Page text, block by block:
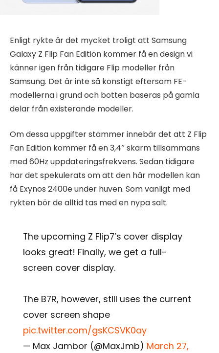
Enligt rykte är det mycket troligt att Samsung
Galaxy Z Flip Fan Edition kommer få en design vi
känner igen från tidigare Flip modeller från
Samsung. Det är inte så konstigt eftersom FE-
modellerna i grund och botten baseras på gamla
delar från existerande modeller.
Om dessa uppgifter stämmer innebär det att Z Flip
Fan Edition kommer få en 3,4″ skärm tillsammans
med 60Hz uppdateringsfrekvens. Sedan tidigare
har det spekulerats om att den här modellen kan
få Exynos 2400e under huven. Som vanligt med
rykten bör de alltid tas med en nypa salt.
The upcoming Z Flip7’s cover display
looks great! Finally, we get a full-
screen cover display.
The B7R, however, still uses the current
cover screen shape
pic.twitter.com/gsKCSVK0ay
— Max Jambor (@MaxJmb) March 27,